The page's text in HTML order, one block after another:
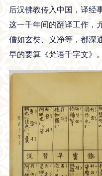
后汉佛教传入中国，译经
这一千年间的翻译工作，
僧如玄奘、义净等，都深
早的要算《梵语千字文》。